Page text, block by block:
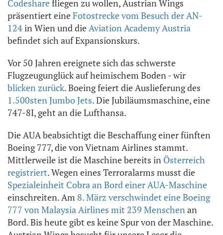
Codesharefliegen zu wollen, Austrian Wings
präsentiert eineFotostrecke vom Besuch der AN-
124in Wien und dieAviation Academy Austria
befindet sich auf Expansionskurs.
Vor 50 Jahren ereignete sich das schwerste
Flugzeugunglück auf heimischem Boden - wir
blicken zurück. Boeing feiert die Auslieferung des
1.500sten Jumbo Jets. Die Jubiläumsmaschine, eine
747-8I, geht an die Lufthansa.
Die AUA beabsichtigt die Beschaffung einer fünften
Boeing 777, die von Vietnam Airlines stammt.
Mittlerweile ist die Maschine bereits in Österreich
registriert. Wegen eines Terroralarms musst die
Spezialeinheit Cobra an Bord einer AUA-Maschine
einschreiten. Am 8. März verschwindet eine Boeing
777 von Malaysia Airlines mit 239 Menschenan
Bord. Bis heute gibt es keine Spur von der Maschine.